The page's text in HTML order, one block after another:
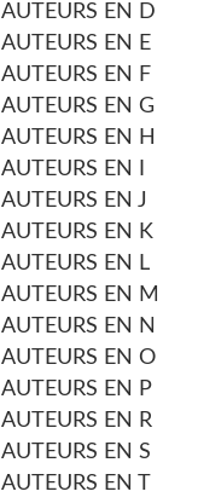
AUTEURS EN D
AUTEURS EN E
AUTEURS EN F
AUTEURS EN G
AUTEURS EN H
AUTEURS EN I
AUTEURS EN J
AUTEURS EN K
AUTEURS EN L
AUTEURS EN M
AUTEURS EN N
AUTEURS EN O
AUTEURS EN P
AUTEURS EN R
AUTEURS EN S
AUTEURS EN T